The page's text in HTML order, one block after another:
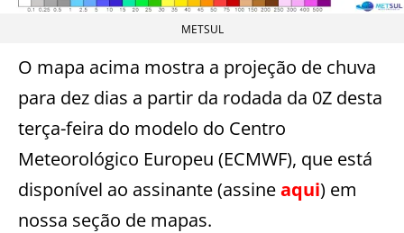
METSUL
O mapa acima mostra a projeção de chuva
para dez dias a partir da rodada da 0Z desta
terça-feira do modelo do Centro
Meteorológico Europeu (ECMWF), que está
disponível ao assinante (assineaqui) em
nossa seção de mapas.